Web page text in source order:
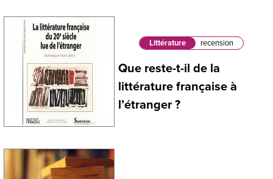
Littérature recension
Que reste-t-il de la
littérature française à
l’étranger ?